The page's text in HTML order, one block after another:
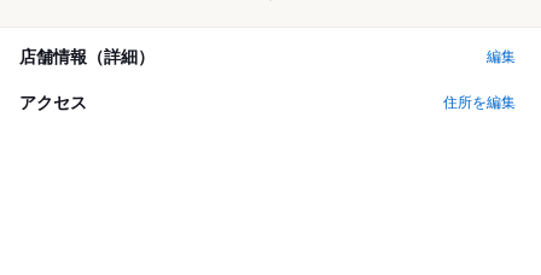
店舗情報（詳細） 編集
アクセス 住所を編集